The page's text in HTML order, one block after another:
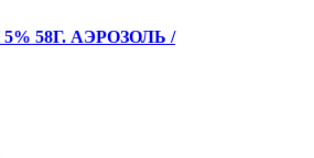
58Г. АЭРОЗОЛЬ /